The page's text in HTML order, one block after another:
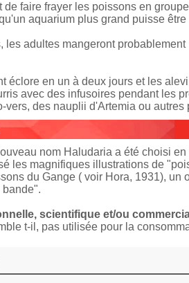
de faire frayer les poissons en
aquarium plus grand puisse
les adultes mangeront
éclore en un à deux jours et les
avec des infusoires pendant les
vers, des nauplii d'Artemia ou autres
nom Haludaria a été choisi
les magnifiques illustrations de
du Gange ( voir Hora, 1931),
bande".
scientifique et/ou
t-il, pas utilisée pour la